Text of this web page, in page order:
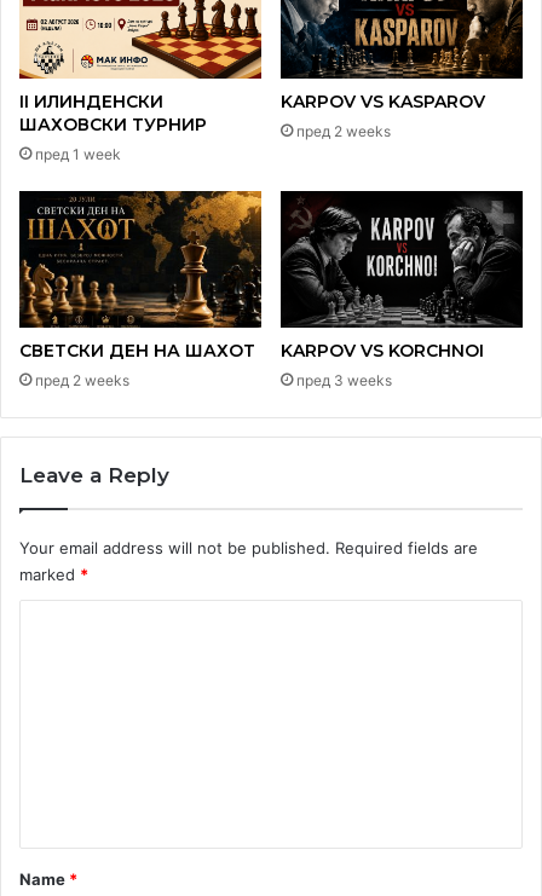
две или повеќе фигури, но кралот не е под шах. Во
конретен случај дупли шух.
„Фамилијарна вилушка„ – шах, шех, шух.
II ИЛИНДЕНСКИ
ШАХОВСКИ ТУРНИР
пред 1 week
KARPOV VS KASPAROV
пред 2 weeks
СВЕТСКИ ДЕН НА ШАХОТ
пред 2 weeks
KARPOV VS KORCHNOI
пред 3 weeks
Leave a Reply
Your email address will not be published. Required fields are
marked *
*
Name *